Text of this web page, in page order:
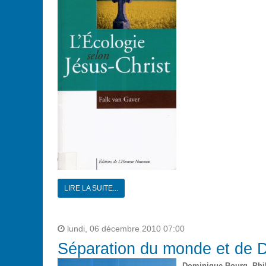
LIRE LA SUITE...
lundi, 06 décembre 2010 07:00
Séparation du monde et de